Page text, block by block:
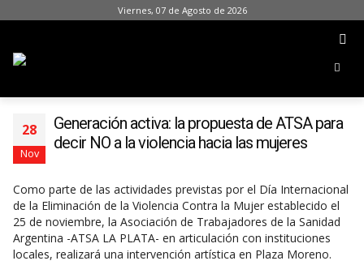
Viernes, 07 de Agosto de 2026
28
Nov
Generación activa: la propuesta de ATSA para
decir NO a la violencia hacia las mujeres
Como parte de las actividades previstas por el Día Internacional
de la Eliminación de la Violencia Contra la Mujer establecido el
25 de noviembre, la Asociación de Trabajadores de la Sanidad
Argentina -ATSA LA PLATA- en articulación con instituciones
locales, realizará una intervención artística en Plaza Moreno.